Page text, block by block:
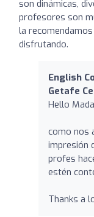
son dinámicas,
profesores son
la
disfrutando.
English
Getafe
Hello
como nos
impresión
profes
estén
Thanks a